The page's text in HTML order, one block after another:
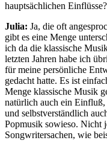
hauptsächlichen
Julia: Ja, die oft
gibt es eine Menge
ich da die klassische
letzten Jahren habe ich
für meine persönliche
gedacht hatte. Es ist
Menge klassische Musik
natürlich auch ein Einfluß,
und selbstverständlich
Popmusik sowieso. Nicht
Songwritersachen, wie